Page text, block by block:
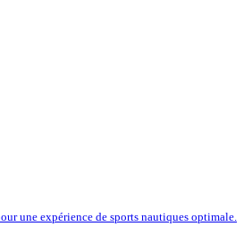
une expérience de sports nautiques optimale.